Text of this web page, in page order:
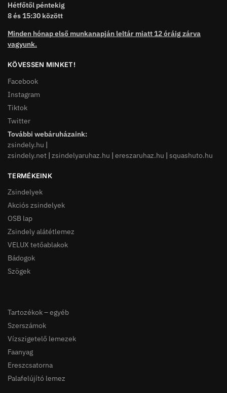
Hétfőtől péntekig
8 és 15:30 között
Minden hónap első munkanapján leltár miatt 12 óráig zárva
vagyunk.
KÖVESSEN MINKET!
Facebook
Instagram
Tiktok
Twitter
További webáruházaink:
zsindely.hu |
zsindely.net | zsindelyaruhaz.hu | ereszaruhaz.hu | squashuto.hu
TERMÉKEINK
Zsindelyek
Akciós zsindelyek
OSB lap
Zsindely alátétlemez
VELUX tetőablakok
Bádogok
Szögek
Tartozékok – egyéb
Szerszámok
Vízszigetelő lemezek
Faanyag
Ereszcsatorna
Palafelújító lemez